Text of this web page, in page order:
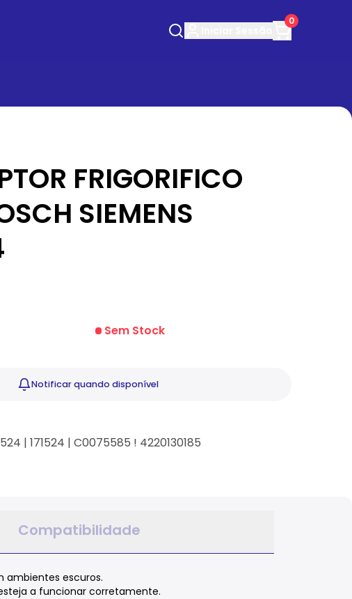
0
FRIGORIFICO
SIEMENS
Sem Stock
Notificarquando disponível
| 171524 | C0075585 ! 4220130185
Compatibilidade
ambientes escuros.
a funcionar corretamente.